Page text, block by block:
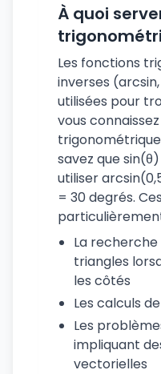
À quoi
Les fonctions
inverses
utilisées pour
vous
savez que
utiliser
= 30 degrés.
La recherche
triangles
les côtés
Les calculs
Les
impliquant
vectorielles